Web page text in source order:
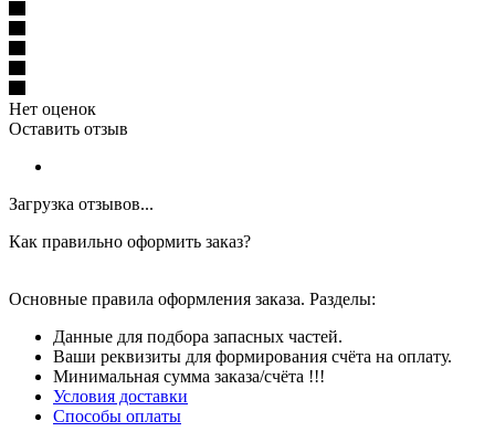
Нет оценок
Оставить отзыв
Загрузка отзывов...
Как правильно оформить заказ?
Основные правила оформления заказа. Разделы:
Данные для подбора запасных частей.
Ваши реквизиты для формирования счёта на оплату.
Минимальная сумма заказа/счёта !!!
Условия доставки
Способы оплаты